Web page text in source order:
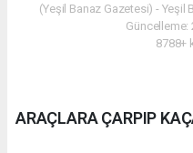
(Yeşil Banaz Gazetesi) - Yeşil
Güncelleme:
8788+
ARAÇLARA ÇARPIP